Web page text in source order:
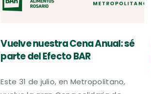
Vuelve nuestra Cena Anual: sé
parte del Efecto BAR
Este 31 de julio, en Metropolitano,